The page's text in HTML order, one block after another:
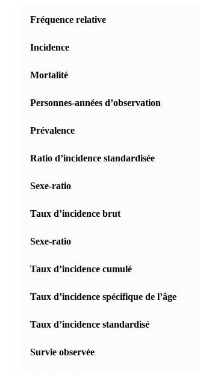
Fréquence relative
Incidence
Mortalité
Personnes-années d’observation
Prévalence
Ratio d’incidence standardisée
Sexe-ratio
Taux d’incidence brut
Sexe-ratio
Taux d’incidence cumulé
Taux d’incidence spécifique de l’âge
Taux d’incidence standardisé
Survie observée